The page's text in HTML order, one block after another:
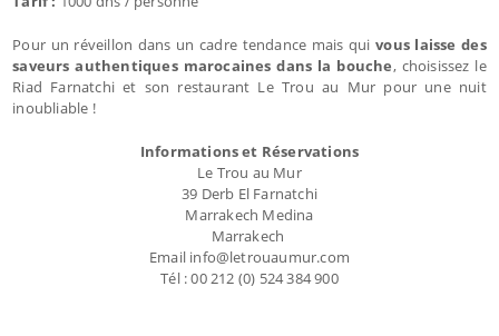
Pour un réveillon dans un cadre tendance mais qui vous laisse des
saveurs authentiques marocaines dans la bouche, choisissez le
Riad Farnatchi et son restaurant Le Trou au Mur pour une nuit
inoubliable !
Informations et Réservations
Le Trou au Mur
39 Derb El Farnatchi
Marrakech Medina
Marrakech
Email info@letrouaumur.com
Tél : 00 212 (0) 524 384 900